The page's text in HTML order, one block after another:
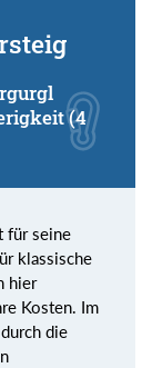
(4
für seine
klassische
hier
Kosten. Im
die